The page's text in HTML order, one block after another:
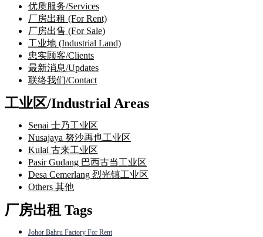
优质服务/Services
厂房出租 (For Rent)
厂房出售 (For Sale)
工业地 (Industrial Land)
忠实顾客/Clients
最新消息/Updates
联络我们/Contact
工业区/Industrial Areas
Senai 士乃工业区
Nusajaya 努沙再也工业区
Kulai 古来工业区
Pasir Gudang 巴西古当工业区
Desa Cemerlang 烈光镇工业区
Others 其他
厂房出租 Tags
Johor Bahru Factory For Rent